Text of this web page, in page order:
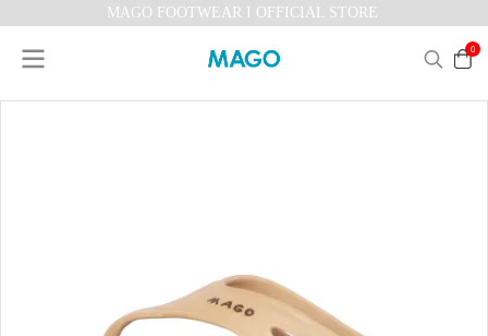
MAGO FOOTWEAR I OFFICIAL STORE
0